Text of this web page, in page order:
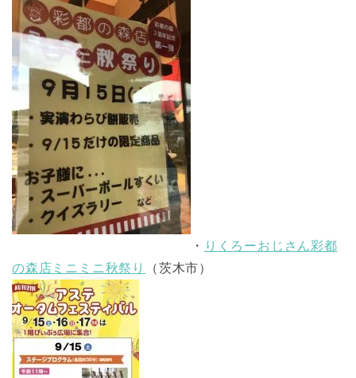
・ りくろーおじさん彩都
の森店ミニミニ秋祭り
（茨木市）